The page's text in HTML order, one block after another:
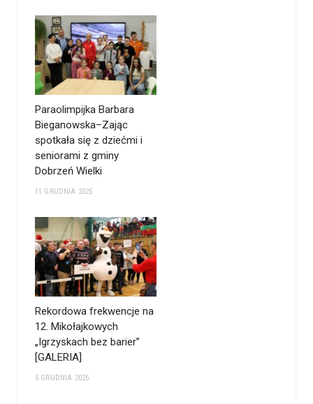
Paraolimpijka Barbara
Bieganowska–Zając
spotkała się z dziećmi i
seniorami z gminy
Dobrzeń Wielki
11 GRUDNIA 2025
Rekordowa frekwencje na
12. Mikołajkowych
„Igrzyskach bez barier”
[GALERIA]
5 GRUDNIA 2025